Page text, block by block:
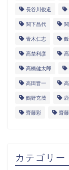
長谷川俊道
関下昌代
青木仁志
高埜利彦
高橋健太郎
高田晋一
鶴野充茂
齊藤彩 齋
カテゴリー